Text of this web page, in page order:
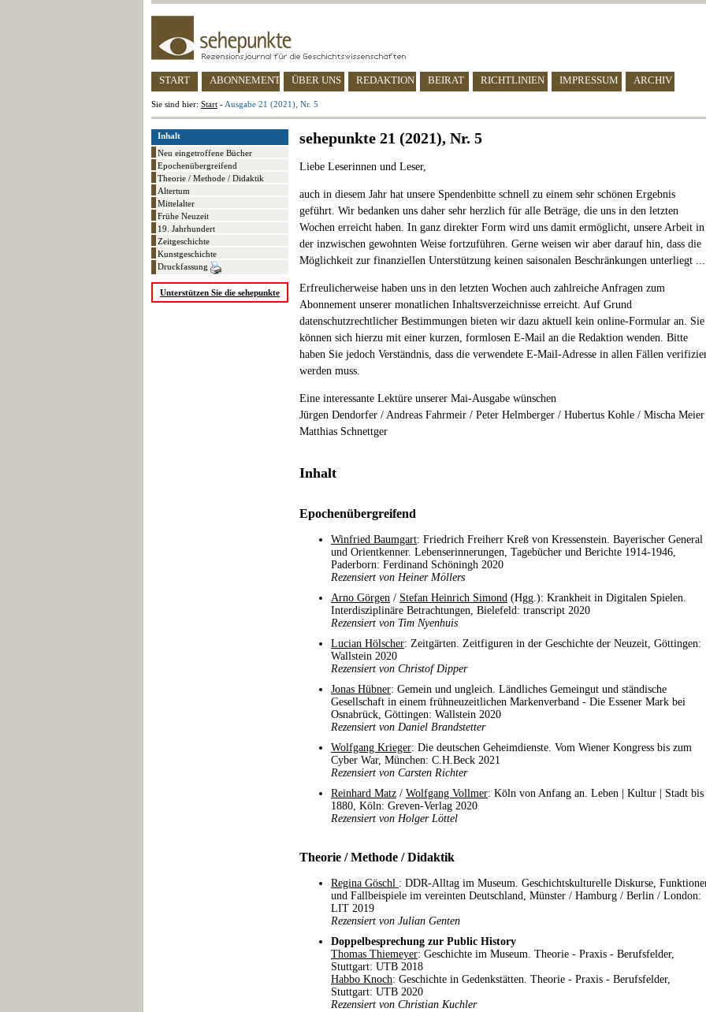
START ABONNEMENT ÜBER UNS REDAKTION BEIRAT RICHTLINIEN IMPRESSUM ARCHIV
Sie sind hier: Start - Ausgabe 21 (2021), Nr. 5
Inhalt
Neu eingetroffene Bücher
Epochenübergreifend
Theorie / Methode / Didaktik
Altertum
Mittelalter
Frühe Neuzeit
19. Jahrhundert
Zeitgeschichte
Kunstgeschichte
Druckfassung
Unterstützen Sie die sehepunkte
sehepunkte 21 (2021), Nr. 5
Liebe Leserinnen und Leser,
auch in diesem Jahr hat unsere Spendenbitte schnell zu einem sehr schönen Ergebnis
geführt. Wir bedanken uns daher sehr herzlich für alle Beträge, die uns in den letzten
Wochen erreicht haben. In ganz direkter Form wird uns damit ermöglicht, unsere Arbeit in
der inzwischen gewohnten Weise fortzuführen. Gerne weisen wir aber darauf hin, dass die
Möglichkeit zur finanziellen Unterstützung keinen saisonalen Beschränkungen unterliegt ...
Erfreulicherweise haben uns in den letzten Wochen auch zahlreiche Anfragen zum
Abonnement unserer monatlichen Inhaltsverzeichnisse erreicht. Auf Grund
datenschutzrechtlicher Bestimmungen bieten wir dazu aktuell kein online-Formular an. Sie
können sich hierzu mit einer kurzen, formlosen E-Mail an die Redaktion wenden. Bitte
haben Sie jedoch Verständnis, dass die verwendete E-Mail-Adresse in allen Fällen
werden muss.
Eine interessante Lektüre unserer Mai-Ausgabe wünschen
Jürgen Dendorfer / Andreas Fahrmeir / Peter Helmberger / Hubertus Kohle / Mischa
Matthias Schnettger
Inhalt
Epochenübergreifend
Winfried Baumgart: Friedrich Freiherr Kreß von Kressenstein. Bayerischer General
und Orientkenner. Lebenserinnerungen, Tagebücher und Berichte 1914-1946,
Paderborn: Ferdinand Schöningh 2020
Rezensiert von Heiner Möllers
Arno Görgen / Stefan Heinrich Simond (Hgg.): Krankheit in Digitalen Spielen.
Interdisziplinäre Betrachtungen, Bielefeld: transcript 2020
Rezensiert von Tim Nyenhuis
Lucian Hölscher: Zeitgärten. Zeitfiguren in der Geschichte der Neuzeit, Göttingen:
Wallstein 2020
Rezensiert von Christof Dipper
Jonas Hübner: Gemein und ungleich. Ländliches Gemeingut und ständische
Gesellschaft in einem frühneuzeitlichen Markenverband - Die Essener Mark bei
Osnabrück, Göttingen: Wallstein 2020
Rezensiert von Daniel Brandstetter
Wolfgang Krieger: Die deutschen Geheimdienste. Vom Wiener Kongress bis zum
Cyber War, München: C.H.Beck 2021
Rezensiert von Carsten Richter
Reinhard Matz / Wolfgang Vollmer: Köln von Anfang an. Leben | Kultur | Stadt bis
1880, Köln: Greven-Verlag 2020
Rezensiert von Holger Löttel
Theorie / Methode / Didaktik
Regina Göschl : DDR-Alltag im Museum. Geschichtskulturelle Diskurse,
und Fallbeispiele im vereinten Deutschland, Münster / Hamburg / Berlin / London:
LIT 2019
Rezensiert von Julian Genten
Doppelbesprechung zur Public History
Thomas Thiemeyer: Geschichte im Museum. Theorie - Praxis - Berufsfelder,
Stuttgart: UTB 2018
Habbo Knoch: Geschichte in Gedenkstätten. Theorie - Praxis - Berufsfelder,
Stuttgart: UTB 2020
Rezensiert von Christian Kuchler